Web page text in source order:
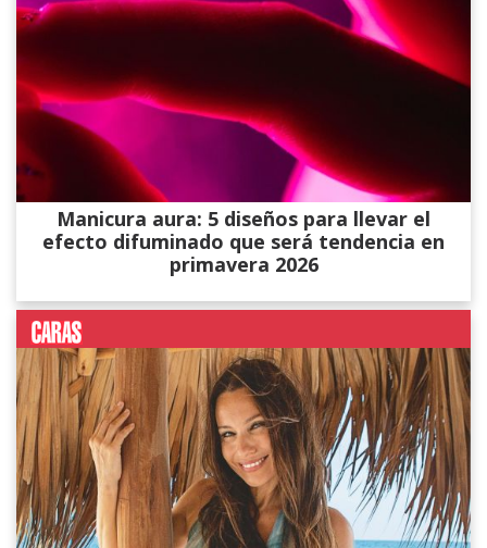
Manicura aura: 5 diseños para llevar el
efecto difuminado que será tendencia en
primavera 2026